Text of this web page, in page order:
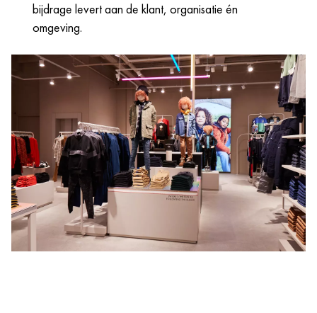
bijdrage levert aan de klant, organisatie én
omgeving.